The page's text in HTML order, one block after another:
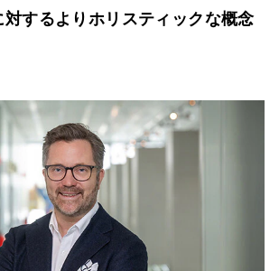
対するよりホリスティックな概念